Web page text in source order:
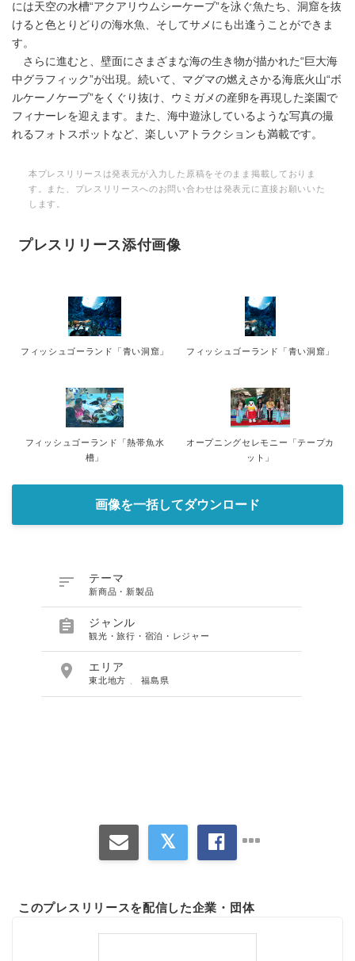
には天空の水槽“アクアリウムシーケーブ”を泳ぐ魚たち、洞窟を抜
けると色とりどりの海水魚、そしてサメにも出逢うことができま
す。
さらに進むと、壁面にさまざまな海の生き物が描かれた“巨大海
中グラフィック”が出現。続いて、マグマの燃えさかる海底火山“ボ
ルケーノケーブ”をくぐり抜け、ウミガメの産卵を再現した楽園で
フィナーレを迎えます。また、海中遊泳しているような写真の撮
れるフォトスポットなど、楽しいアトラクションも満載です。
本プレスリリースは発表元が入力した原稿をそのまま掲載しておりま
す。また、プレスリリースへのお問い合わせは発表元に直接お願いいた
します。
プレスリリース添付画像
フィッシュゴーランド「青い洞窟」 フィッシュゴーランド「青い洞窟」
フィッシュゴーランド「熱帯魚水
槽」
オープニングセレモニー「テープカ
ット」
画像を一括してダウンロード
 テーマ
新商品・新製品
 ジャンル
観光・旅行・宿泊・レジャー
 エリア
東北地方 、福島県
このプレスリリースを配信した企業・団体